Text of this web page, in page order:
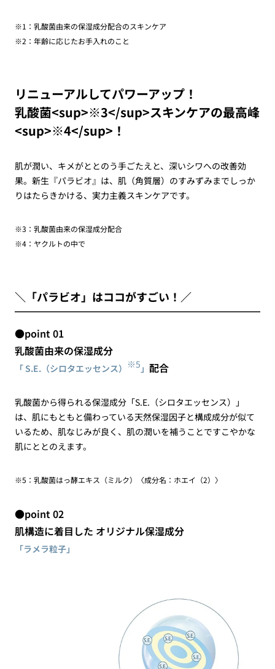
※1：乳酸菌由来の保湿成分配合のスキンケア
※2：年齢に応じたお手入れのこと
リニューアルしてパワーアップ！
乳酸菌<sup>※3</sup>スキンケアの最高峰
<sup>※4</sup>！
肌が潤い、キメがととのう手ごたえと、深いシワへの改善効
果。新生『パラビオ』は、肌（角質層）のすみずみまでしっか
りはたらきかける、実力主義スキンケアです。
※3：乳酸菌由来の保湿成分配合
※4：ヤクルトの中で
＼「パラビオ」はココがすごい！／
●point 01
乳酸菌由来の保湿成分
「 S.E.（シロタエッセンス） ※5 」 配合
乳酸菌から得られる保湿成分「S.E.（シロタエッセンス）」
は、肌にもともと備わっている天然保湿因子と構成成分が似て
いるため、肌なじみが良く、肌の潤いを補うことですこやかな
肌にととのえます。
※5：乳酸菌はっ酵エキス（ミルク）〈成分名：ホエイ（2）〉
●point 02
肌構造に着目した オリジナル保湿成分
「ラメラ粒子」